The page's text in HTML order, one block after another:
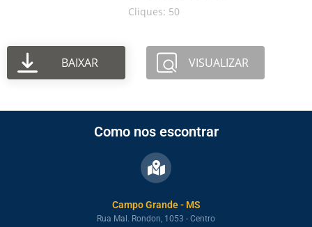
Cliques: 50
BAIXAR VISUALIZAR
Como nos escontrar
Campo Grande - MS
Rua Mal. Rondon, 1053 - Centro